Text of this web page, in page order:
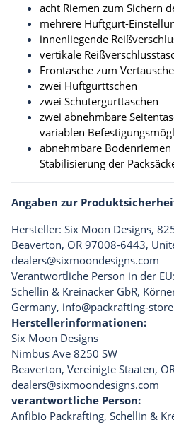
acht Riemen zum Sichern
mehrere Hüftgurt-
innenliegende
vertikale
Frontasche zum
zwei Hüftgurttschen
zwei Schutergurttaschen
zwei abnehmbare
variablen
abnehmbare Bodenriemen
Stabilisierung der
Angaben zur
Hersteller: Six Moon Designs,
Beaverton, OR 97008-6443,
dealers@sixmoondesigns.com
Verantwortliche Person in der
Schellin & Kreinacker GbR,
Germany, info@packrafting-
Herstellerinformationen:
Six Moon Designs
Nimbus Ave 8250 SW
Beaverton, Vereinigte Staaten,
dealers@sixmoondesigns.com
verantwortliche Person:
Anfibio Packrafting, Schellin &